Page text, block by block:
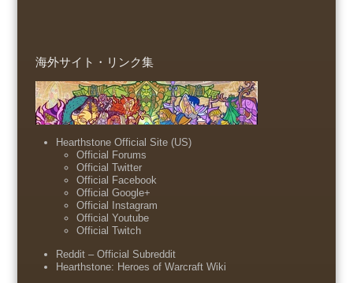
海外サイト・リンク集
Hearthstone Official Site (US)
Official Forums
Official Twitter
Official Facebook
Official Google+
Official Instagram
Official Youtube
Official Twitch
Reddit – Official Subreddit
Hearthstone: Heroes of Warcraft Wiki